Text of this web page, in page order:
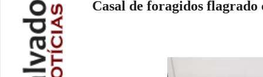
Casal de foragidos flagrado